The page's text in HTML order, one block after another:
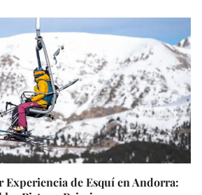
de Esquí en Andorra: